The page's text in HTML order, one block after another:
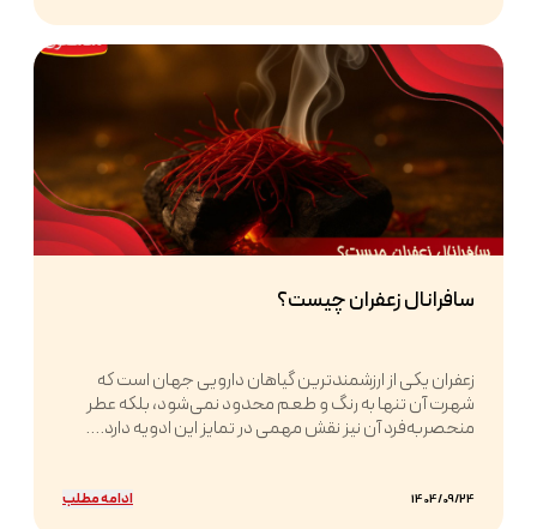
سافرانال زعفران چیست؟
زعفران یکی از ارزشمندترین گیاهان دارویی جهان است که
شهرت آن تنها به رنگ و طعم محدود نمی‌شود، بلکه عطر
منحصربه‌فرد آن نیز نقش مهمی در تمایز این ادویه دارد....
1404/09/24 ادامه مطلب